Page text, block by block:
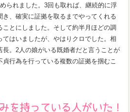
られました。3回も取れば、継続的に浮
、確実に証拠を取るまでやってくれる
とにしました。そして約半月ほどの調
はいましたが、やはりクロでした。相
。2人の娘がいる既婚者だと言うことが
行為を行っている複数の証拠を掴むこ